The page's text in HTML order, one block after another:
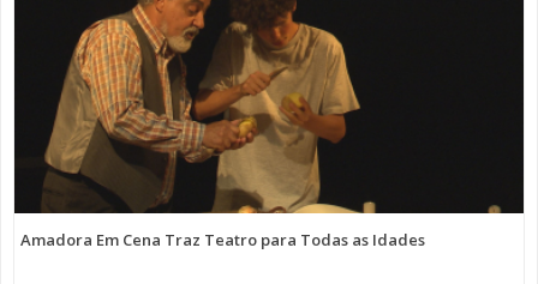
Amadora Em Cena Traz Teatro para Todas as Idades